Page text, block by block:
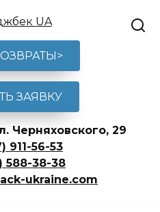
ЗАЯВКУ
Черняховского, 29
911-56-53
588-38-38
ukraine.com